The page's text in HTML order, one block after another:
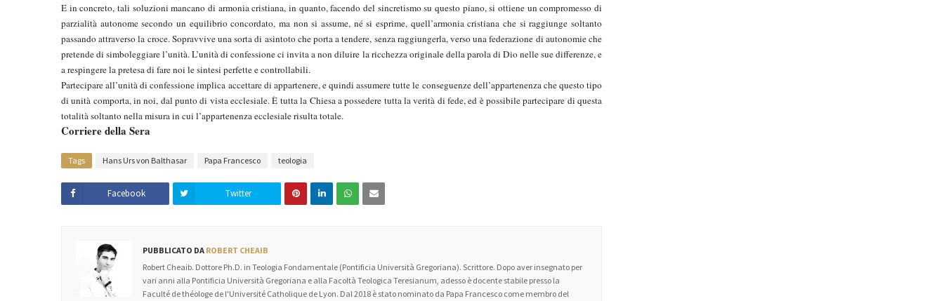
E in concreto, tali soluzioni mancano di armonia cristiana, in quanto, facendo del sincretismo su questo piano, si ottiene un compromesso di
parzialità autonome secondo un equilibrio concordato, ma non si assume, né si esprime, quell’armonia cristiana che si raggiunge soltanto
passando attraverso la croce. Sopravvive una sorta di asintoto che porta a tendere, senza raggiungerla, verso una federazione di autonomie che
pretende di simboleggiare l’unità. L’unità di confessione ci invita a non diluire la ricchezza originale della parola di Dio nelle sue differenze, e
a respingere la pretesa di fare noi le sintesi perfette e controllabili.
Partecipare all’unità di confessione implica accettare di appartenere, e quindi assumere tutte le conseguenze dell’appartenenza che questo tipo
di unità comporta, in noi, dal punto di vista ecclesiale. È tutta la Chiesa a possedere tutta la verità di fede, ed è possibile partecipare di questa
totalità soltanto nella misura in cui l’appartenenza ecclesiale risulta totale.
Corriere della Sera
Tags Hans Urs von Balthasar Papa Francesco teologia
Facebook Twitter
PUBBLICATO DA ROBERT CHEAIB
Robert Cheaib. Dottore Ph.D. in Teologia Fondamentale (Pontificia Università Gregoriana). Scrittore. Dopo aver insegnato per
vari anni alla Pontificia Università Gregoriana e alla Facoltà Teologica Teresianum, adesso è docente stabile presso la
Faculté de théologe de l'Université Catholique de Lyon. Dal 2018 è stato nominato da Papa Francesco come membro del